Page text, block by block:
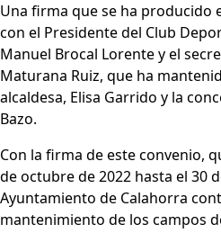
Una firma que se ha producido
con el Presidente del Club
Manuel Brocal Lorente y el
Maturana Ruiz, que ha
alcaldesa, Elisa Garrido y la
Bazo.
Con la firma de este convenio,
de octubre de 2022 hasta el 30
Ayuntamiento de Calahorra
mantenimiento de los campos